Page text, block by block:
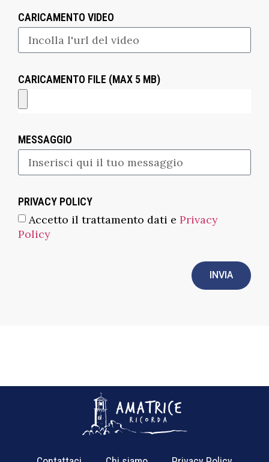
CARICAMENTO VIDEO
CARICAMENTO FILE (MAX 5 MB)
MESSAGGIO
PRIVACY POLICY
Accetto il trattamento dati e Privacy
Policy
INVIA